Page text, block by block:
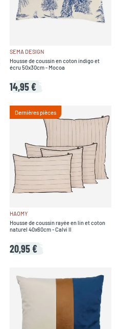
SEMA DESIGN
Housse de coussin en coton indigo et
écru 50x30cm - Mocoa
14,95 €
Dernières pièces
HAOMY
Housse de coussin rayée en lin et coton
naturel 40x60cm - Calvi II
20,95 €